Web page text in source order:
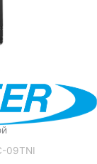
09TNI